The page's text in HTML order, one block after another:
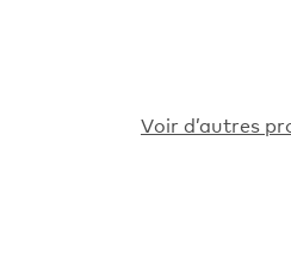
Voir d’autres